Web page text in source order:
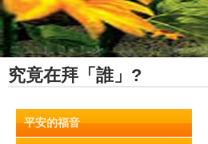
究竟在拜「誰」?
平安的福音